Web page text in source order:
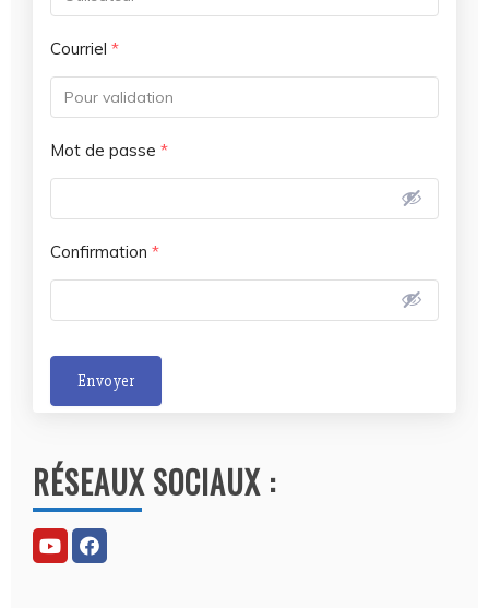
Courriel *
Mot de passe *
Confirmation *
Envoyer
t
e
r
n
RÉSEAUX SOCIAUX :